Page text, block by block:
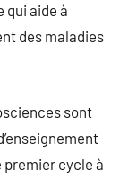
qui aide à
des maladies
sont
premier cycle à